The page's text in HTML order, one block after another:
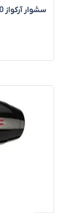
سشوار آرکواز 2500 پارس خزر